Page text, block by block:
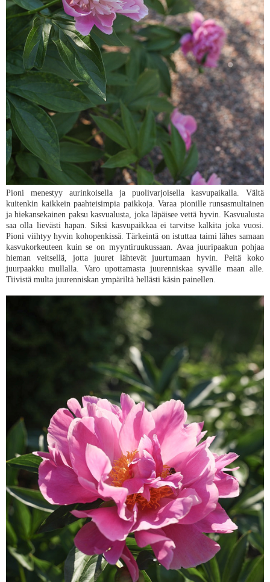
Pioni menestyy aurinkoisella ja puolivarjoisella kasvupaikalla. Vältä
kuitenkin kaikkein paahteisimpia paikkoja. Varaa pionille runsasmultainen
ja hiekansekainen paksu kasvualusta, joka läpäisee vettä hyvin. Kasvualusta
saa olla lievästi hapan. Siksi kasvupaikkaa ei tarvitse kalkita joka vuosi.
Pioni viihtyy hyvin kohopenkissä. Tärkeintä on istuttaa taimi lähes samaan
kasvukorkeuteen kuin se on myyntiruukussaan. Avaa juuripaakun pohjaa
hieman veitsellä, jotta juuret lähtevät juurtumaan hyvin. Peitä koko
juurpaakku mullalla. Varo upottamasta juurenniskaa syvälle maan alle.
Tiivistä multa juurenniskan ympäriltä hellästi käsin painellen.